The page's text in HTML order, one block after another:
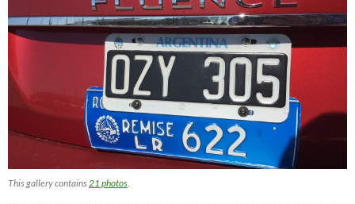
This gallery contains 21 photos